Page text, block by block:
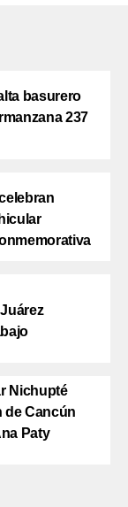
basurero
237
Nichupté
de Cancún
Paty